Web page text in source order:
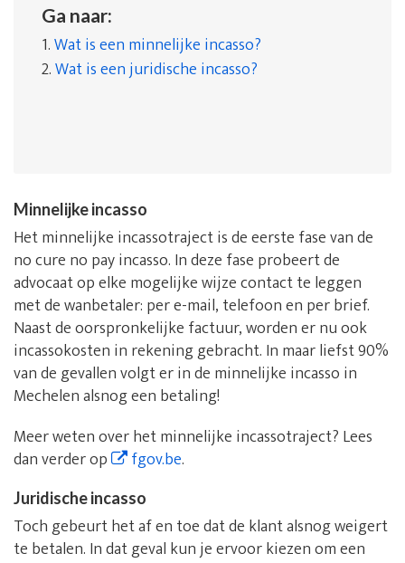
Ga naar:
1.Wat is een minnelijke incasso?
2.Wat is een juridische incasso?
Minnelijke incasso
Het minnelijke incassotraject is de eerste fase van de
no cure no pay incasso. In deze fase probeert de
advocaat op elke mogelijke wijze contact te leggen
met de wanbetaler: per e-mail, telefoon en per brief.
Naast de oorspronkelijke factuur, worden er nu ook
incassokosten in rekening gebracht. In maar liefst 90%
van de gevallen volgt er in de minnelijke incasso in
Mechelen alsnog een betaling!
Meer weten over het minnelijke incassotraject? Lees
dan verder op
fgov.be.
Juridische incasso
Toch gebeurt het af en toe dat de klant alsnog weigert
te betalen. In dat geval kun je ervoor kiezen om een